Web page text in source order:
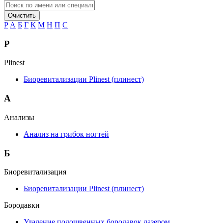
Очистить
P А Б Г К М Н П С
P
Plinest
Биоревитализации Plinest (плинест)
А
Анализы
Анализ на грибок ногтей
Б
Биоревитализация
Биоревитализации Plinest (плинест)
Бородавки